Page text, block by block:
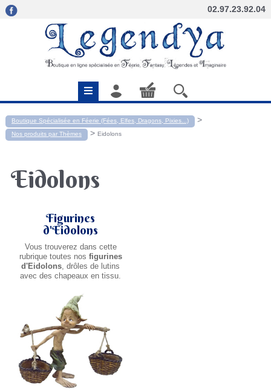
02.97.23.92.04
Boutique Spécialisée en Féerie (Fées, Elfes, Dragons, Pixies...) >
Nos produits par Thèmes > Eidolons
Eidolons
Figurines
d'Eidolons
Vous trouverez dans cette
rubrique toutes nos figurines
d'Eidolons, drôles de lutins
avec des chapeaux en tissu.